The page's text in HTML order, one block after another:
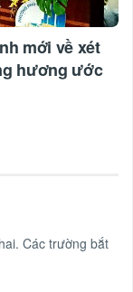
mới về xét
hương ước
Các trường bắt